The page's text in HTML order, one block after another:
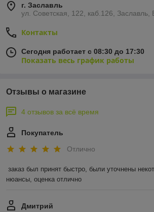
г. Заславль
ул. Советская, 122, каб.126, Заславль,
Контакты
Сегодня работает с 08:30 до 17:30
Показать весь график работы
Отзывы о магазине
4 отзывов за всё время
Покупатель
Отлично
заказ был принят быстро, были уточнены
нюансы, оценка отлично
Дмитрий